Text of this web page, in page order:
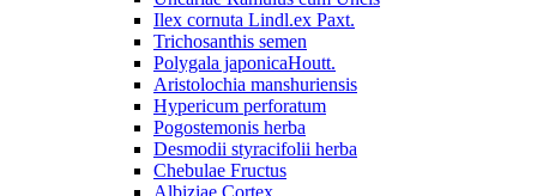
Ilex cornuta Lindl.ex Paxt.
Trichosanthis semen
Polygala japonicaHoutt.
Aristolochia manshuriensis
Hypericum perforatum
Pogostemonis herba
Desmodii styracifolii herba
Chebulae Fructus
Albiziae Cortex